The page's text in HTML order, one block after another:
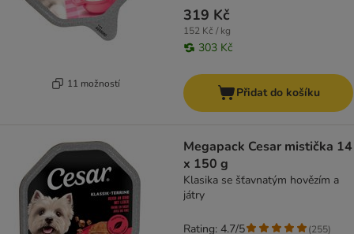
11 možností
319 Kč
152 Kč / kg
303 Kč
Přidat do košíku
Megapack Cesar mistička 14
x 150 g
Klasika se šťavnatým hovězím a
játry
Rating: 4.7/5 (255)